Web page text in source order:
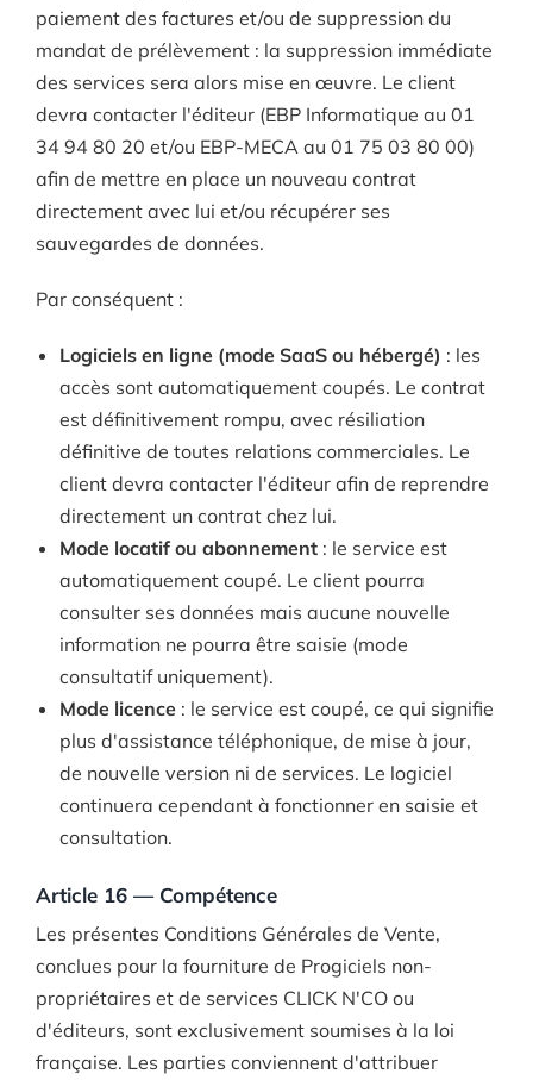
paiement des factures et/ou de suppression du
mandat de prélèvement : la suppression immédiate
des services sera alors mise en œuvre. Le client
devra contacter l'éditeur (EBP Informatique au 01
34 94 80 20 et/ou EBP-MECA au 01 75 03 80 00)
afin de mettre en place un nouveau contrat
directement avec lui et/ou récupérer ses
sauvegardes de données.
Par conséquent :
Logiciels en ligne (mode SaaS ou hébergé) : les
accès sont automatiquement coupés. Le contrat
est définitivement rompu, avec résiliation
définitive de toutes relations commerciales. Le
client devra contacter l'éditeur afin de reprendre
directement un contrat chez lui.
Mode locatif ou abonnement: le service est
automatiquement coupé. Le client pourra
consulter ses données mais aucune nouvelle
information ne pourra être saisie (mode
consultatif uniquement).
Mode licence: le service est coupé, ce qui signifie
plus d'assistance téléphonique, de mise à jour,
de nouvelle version ni de services. Le logiciel
continuera cependant à fonctionner en saisie et
consultation.
Article 16 — Compétence
Les présentes Conditions Générales de Vente,
conclues pour la fourniture de Progiciels non-
propriétaires et de services CLICK N'CO ou
d'éditeurs, sont exclusivement soumises à la loi
française. Les parties conviennent d'attribuer